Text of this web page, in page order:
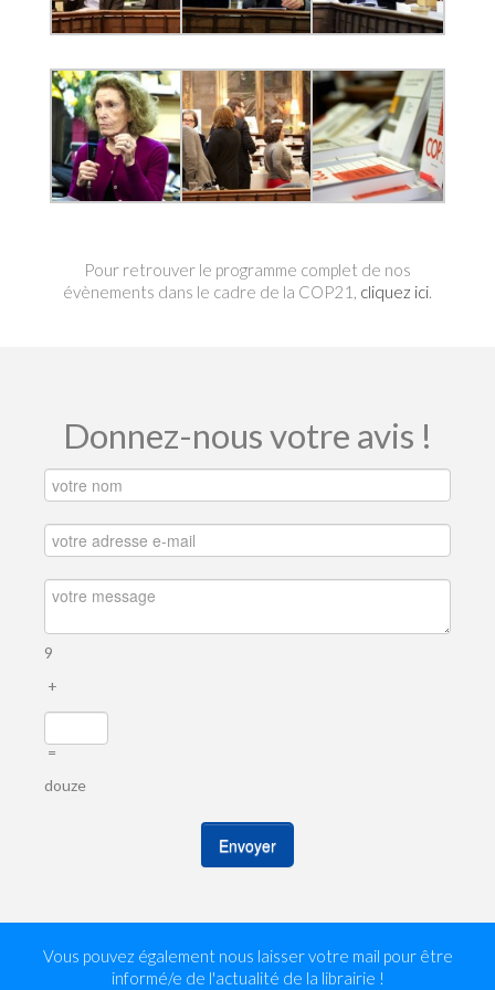
Pour retrouver le programme complet de nos
évènements dans le cadre de la COP21, cliquez ici.
Donnez-nous votre avis !
9
+
=
douze
Envoyer
Vous pouvez également nous laisser votre mail pour être
informé/e de l'actualité de la librairie !